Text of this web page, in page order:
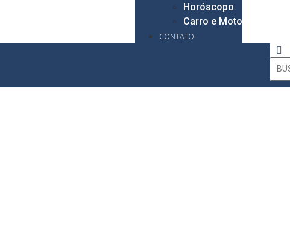
Horóscopo
Carro e Moto
CONTATO